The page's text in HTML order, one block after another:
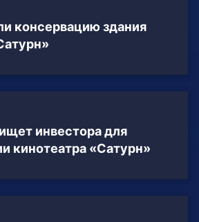
консервацию здания
инвестора для
кинотеатра «Сатурн»